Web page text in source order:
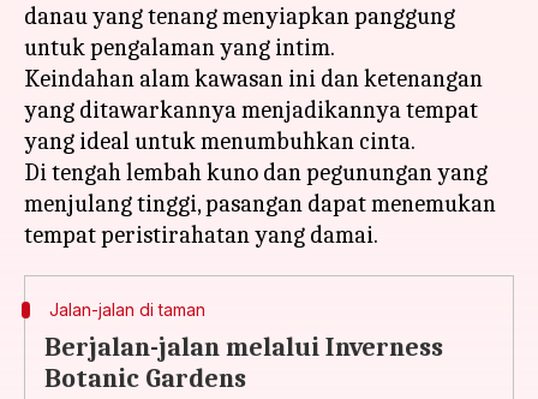
danau yang tenang menyiapkan panggung
untuk pengalaman yang intim.
Keindahan alam kawasan ini dan ketenangan
yang ditawarkannya menjadikannya tempat
yang ideal untuk menumbuhkan cinta.
Di tengah lembah kuno dan pegunungan yang
menjulang tinggi, pasangan dapat menemukan
Jalan-jalan di taman
Berjalan-jalan melalui Inverness
Botanic Gardens